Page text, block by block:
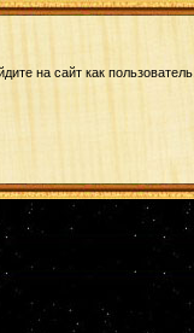
на сайт как пользователь.